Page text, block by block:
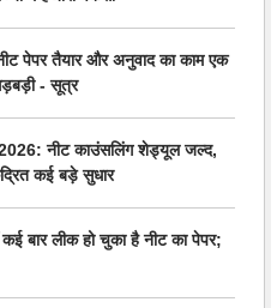
पेपर तैयार और अनुवाद का काम एक
- सूत्र
नीट काउंसलिंग शेड्यूल जल्द,
कई बड़े सुधार
बार लीक हो चुका है नीट का पेपर;